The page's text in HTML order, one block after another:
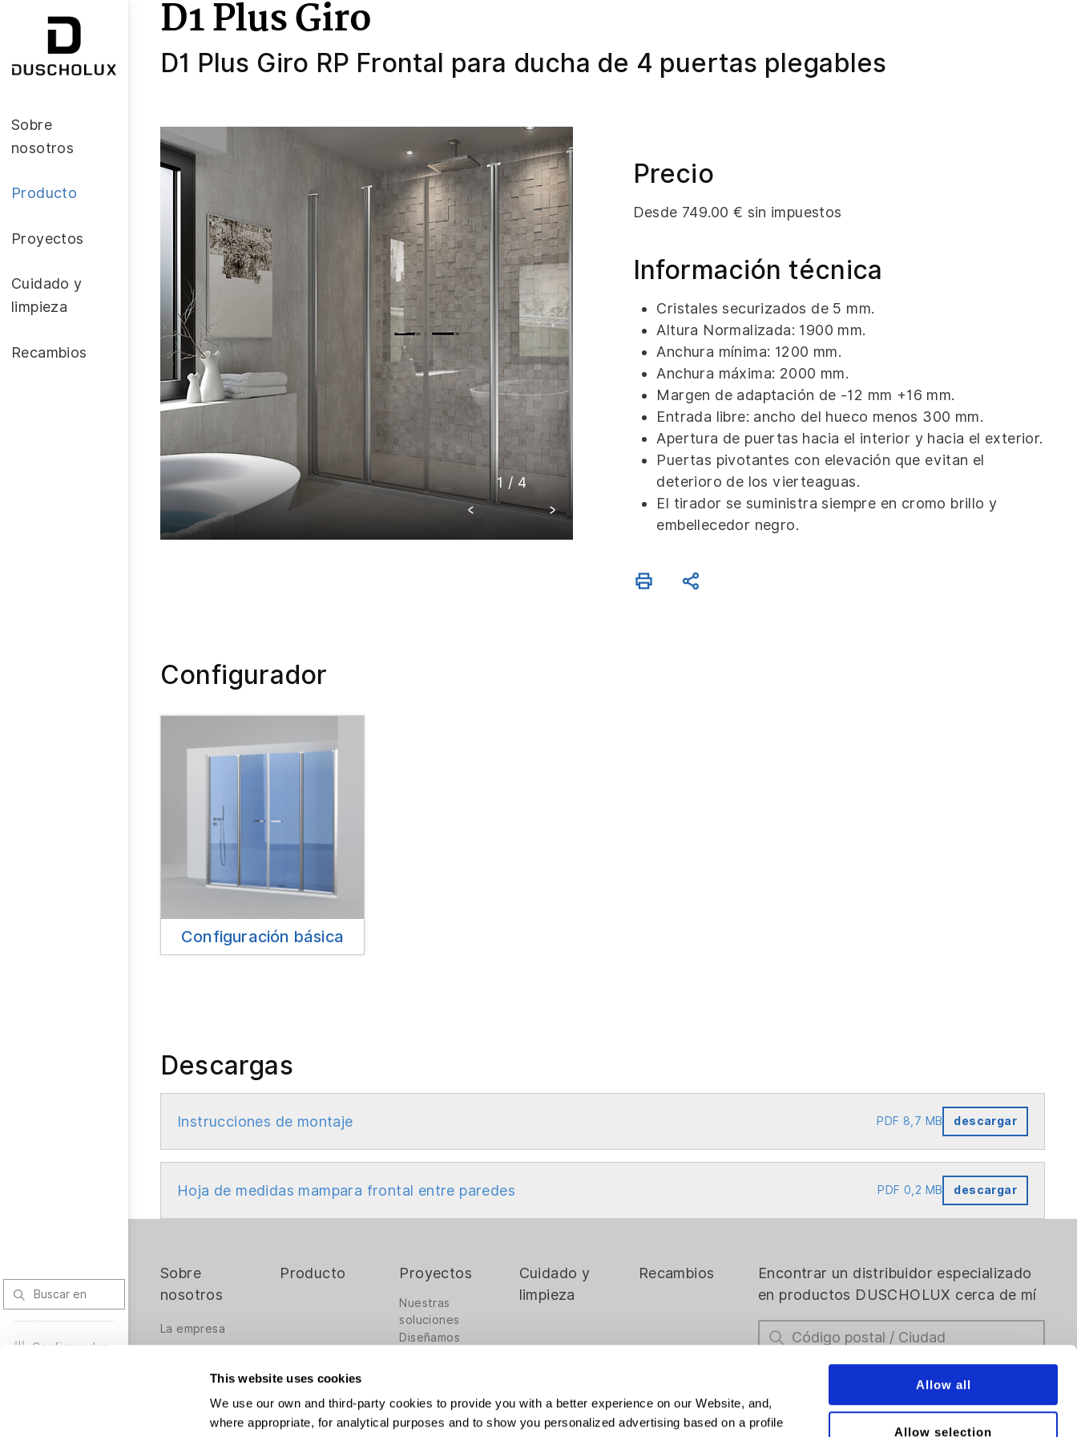
This website uses cookies
We use our own and third-party cookies to provide you with a better experience on our Website, and,
where appropriate, for analytical purposes and to show you personalized advertising based on a profile
Allow all
Allow selection
Sobre
nosotros
Producto
Proyectos
Cuidado y
limpieza
Recambios
Configurador
D1 Plus Giro
D1 Plus Giro RP Frontal para ducha de 4 puertas plegables
1 / 4
Precio
Desde 749.00 € sin impuestos
Información técnica
Cristales securizados de 5 mm.
Altura Normalizada: 1900 mm.
Anchura mínima: 1200 mm.
Anchura máxima: 2000 mm.
Margen de adaptación de -12 mm +16 mm.
Entrada libre: ancho del hueco menos 300 mm.
Apertura de puertas hacia el interior y hacia el exterior.
Puertas pivotantes con elevación que evitan el
deterioro de los vierteaguas.
El tirador se suministra siempre en cromo brillo y
embellecedor negro.
Configurador
Configuración básica
Descargas
Instrucciones de montaje PDF 8,7 MB descargar
Hoja de medidas mampara frontal entre paredes PDF 0,2 MB descargar
Sobre
nosotros
La empresa
profesionales
Producto Proyectos
Nuestras
soluciones
Diseñamos
Certificaciones
Nuestro Equipo
Cuidado y
limpieza
Recambios
Encontrar un distribuidor especializado
en productos DUSCHOLUX cerca de mí